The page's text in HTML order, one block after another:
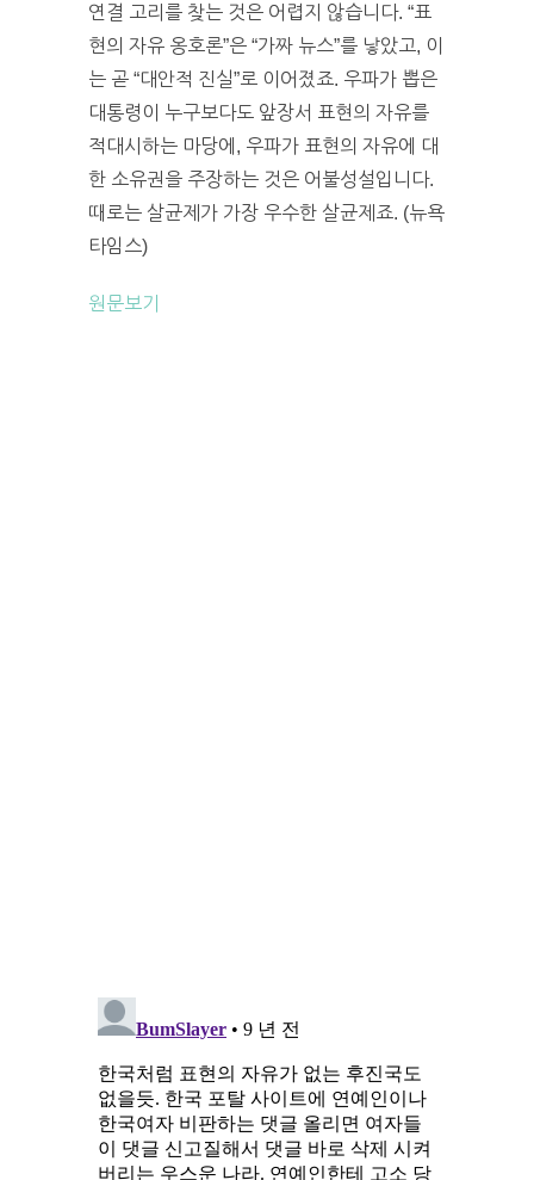
연결 고리를 찾는 것은 어렵지 않습니다. “표
현의 자유 옹호론”은 “가짜 뉴스”를 낳았고, 이
는 곧 “대안적 진실”로 이어졌죠. 우파가 뽑은
대통령이 누구보다도 앞장서 표현의 자유를
적대시하는 마당에, 우파가 표현의 자유에 대
한 소유권을 주장하는 것은 어불성설입니다.
때로는 살균제가 가장 우수한 살균제죠. (뉴욕
타임스)
원문보기